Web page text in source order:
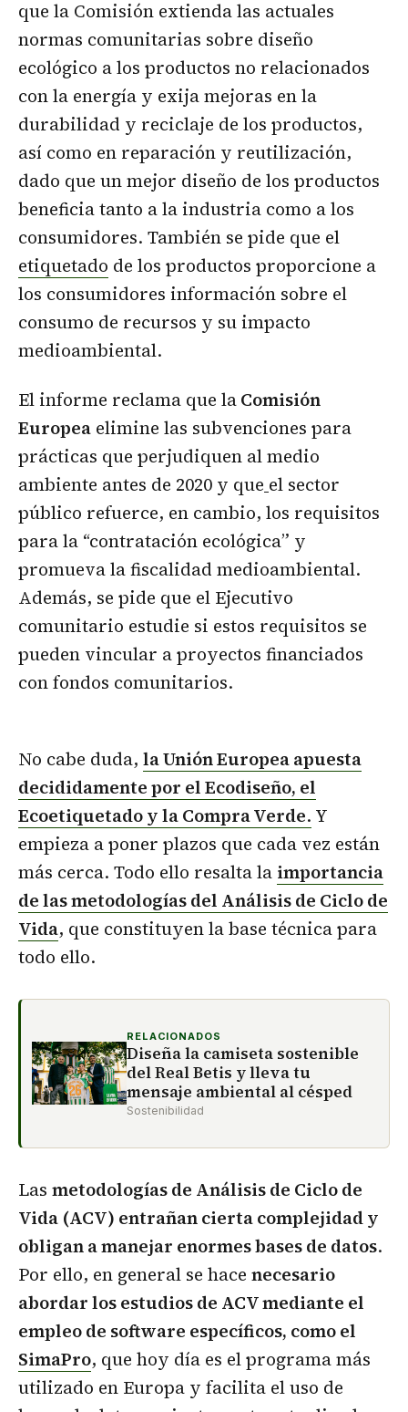
que la Comisión extienda las actuales
normas comunitarias sobre diseño
ecológico a los productos no relacionados
con la energía y exija mejoras en la
durabilidad y reciclaje de los productos,
así como en reparación y reutilización,
dado que un mejor diseño de los productos
beneficia tanto a la industria como a los
consumidores. También se pide que el
etiquetado de los productos proporcione a
los consumidores información sobre el
consumo de recursos y su impacto
medioambiental.
El informe reclama que laComisión
Europea elimine las subvenciones para
prácticas que perjudiquen al medio
ambiente antes de 2020 y que el sector
público refuerce, en cambio, los requisitos
para la “contratación ecológica” y
promueva la fiscalidad medioambiental.
Además, se pide que el Ejecutivo
comunitario estudie si estos requisitos se
pueden vincular a proyectos financiados
con fondos comunitarios.
No cabe duda, la Unión Europea apuesta
decididamente por el Ecodiseño, el
Ecoetiquetado y la Compra Verde. Y
empieza a poner plazos que cada vez están
más cerca. Todo ello resalta la importancia
de las metodologías del Análisis de Ciclo de
Vida, que constituyen la base técnica para
todo ello.
RELACIONADOS
Diseña la camiseta sostenible
del Real Betis y lleva tu
mensaje ambiental al césped
Sostenibilidad
Las metodologías de Análisis de Ciclo de
Vida (ACV) entrañan cierta complejidad y
obligan a manejar enormes bases de datos.
Por ello, en general se hace necesario
abordar los estudios de ACV mediante el
empleo de software específicos, como el
SimaPro, que hoy día es el programa más
utilizado en Europa y facilita el uso de